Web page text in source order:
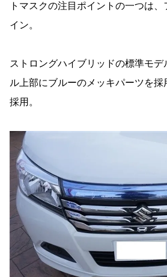
トマスクの注目ポイントの一つは
イン。
ストロングハイブリッドの標準モデ
ル上部にブルーのメッキパーツを
採用。